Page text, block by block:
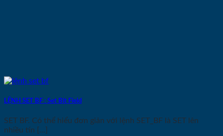
LỆNH SET BF : Set Bit Field
SET BF. Có thể hiểu đơn giản với lệnh SET_BF là SET lên
nhiều tín [...]